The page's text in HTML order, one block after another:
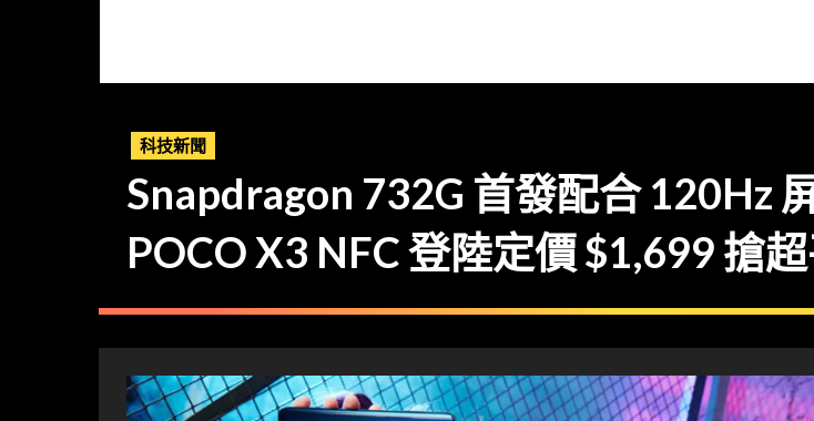
科技新聞
Snapdragon 732G 首發配合 120Hz
POCO X3 NFC 登陸定價 $1,699 搶